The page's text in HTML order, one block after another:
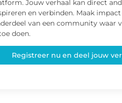
Jouw verhaal kan direct
en verbinden. Maak
van een community waar
doen.
Registreer nu en deel jouw